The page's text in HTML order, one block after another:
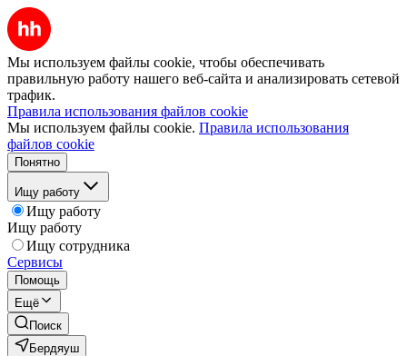
Мы используем файлы cookie, чтобы обеспечивать
правильную работу нашего веб-сайта и анализировать сетевой
трафик.
Правила использования файлов cookie
Мы используем файлы cookie. Правила использования
файлов cookie
Понятно
Ищу работу
Ищу работу
Ищу работу
Ищу сотрудника
Сервисы
Помощь
Ещё
Поиск
Бердяуш